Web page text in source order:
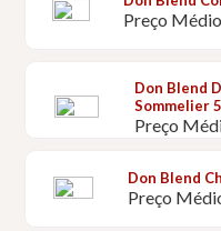
Preço
Don Blend
Sommelier
Preço
Don Blend
Preço